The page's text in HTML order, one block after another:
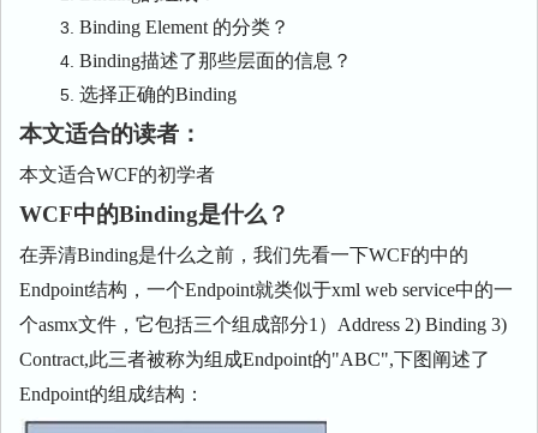
Binding Element 的分类？
Binding描述了那些层面的信息？
选择正确的Binding
本文适合的读者：
本文适合WCF的初学者
WCF中的Binding是什么？
在弄清Binding是什么之前，我们先看一下WCF的中的
Endpoint结构，一个Endpoint就类似于xml web service中的一
个asmx文件，它包括三个组成部分1）Address 2) Binding 3)
Contract,此三者被称为组成Endpoint的"ABC",下图阐述了
Endpoint的组成结构：